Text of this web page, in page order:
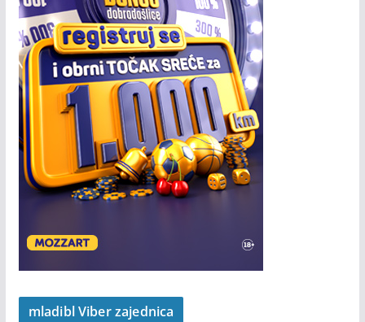
mladibl Viber zajednica